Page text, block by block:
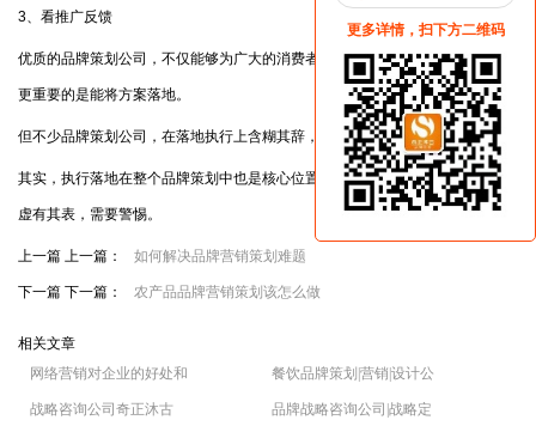
3、看推广反馈
优质的品牌策划公司，不仅能够为广大的消费者用户提供优质的策划方案，
更重要的是能将方案落地。
但不少品牌策划公司，在落地执行上含糊其辞，认为有方案就大过一切。
其实，执行落地在整个品牌策划中也是核心位置，做不到落地的公司，往往
虚有其表，需要警惕。
上一篇 上一篇： 如何解决品牌营销策划难题
下一篇 下一篇： 农产品品牌营销策划该怎么做
相关文章
网络营销对企业的好处和
餐饮品牌策划|营销|设计公
战略咨询公司奇正沐古 品牌战略咨询公司|战略定
更多详情，扫下方二维码